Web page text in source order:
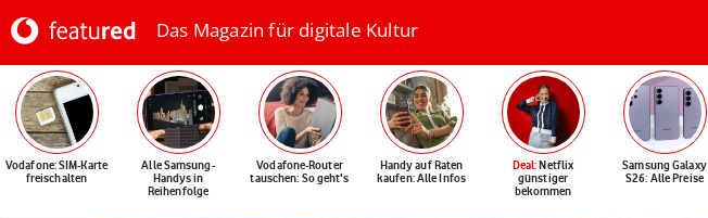
Das Magazin für digitale Kultur
Vodafone: SIM-Karte
freischalten
Alle Samsung-
Handys in
Reihenfolge
Vodafone-Router
tauschen: So geht's
Handy auf Raten
kaufen: Alle Infos
Deal: Netflix
günstiger
bekommen
Samsung Galaxy
S26: Alle Preise